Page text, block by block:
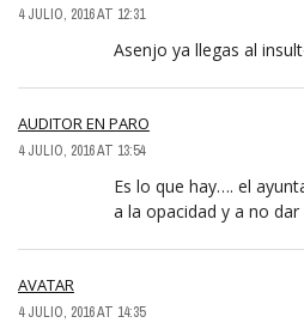
4 JULIO, 2016 AT 12:31
Asenjo ya llegas al
AUDITOR EN PARO
4 JULIO, 2016 AT 13:54
Es lo que hay…. el
a la opacidad y a no dar
AVATAR
4 JULIO, 2016 AT 14:35